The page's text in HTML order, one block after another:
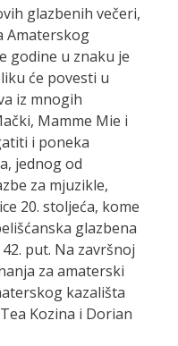
glazbenih večeri,
Amaterskog
godine u znaku je
će povesti u
iz mnogih
Mamme Mie i
i poneka
jednog od
za mjuzikle,
20. stoljeća, kome
glazbena
put. Na završnoj
za amaterski
kazališta
Kozina i Dorian